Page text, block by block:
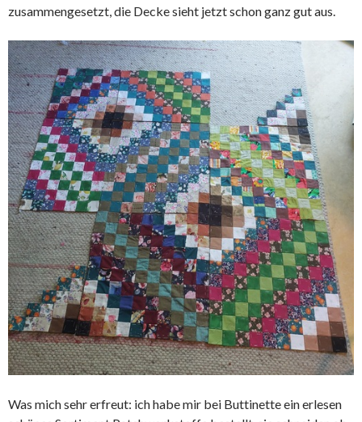
zusammengesetzt, die Decke sieht jetzt schon ganz gut aus.
Was mich sehr erfreut: ich habe mir bei Buttinette ein erlesen